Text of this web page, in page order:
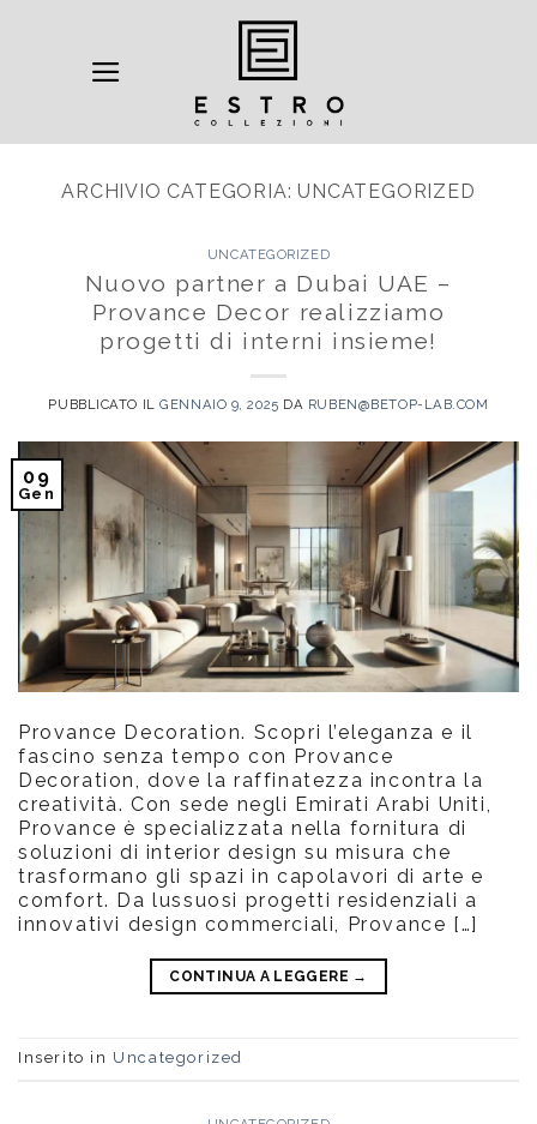
contenuti
ARCHIVIO CATEGORIA:UNCATEGORIZED
UNCATEGORIZED
Nuovo partner a Dubai UAE –
Provance Decor realizziamo
progetti di interni insieme!
PUBBLICATO ILGENNAIO 9, 2025 DA RUBEN@BETOP-LAB.COM
09
Gen
Provance Decoration. Scopri l’eleganza e il
fascino senza tempo con Provance
Decoration, dove la raffinatezza incontra la
creatività. Con sede negli Emirati Arabi Uniti,
Provance è specializzata nella fornitura di
soluzioni di interior design su misura che
trasformano gli spazi in capolavori di arte e
comfort. Da lussuosi progetti residenziali a
innovativi design commerciali, Provance […]
CONTINUA A LEGGERE →
Inserito in Uncategorized